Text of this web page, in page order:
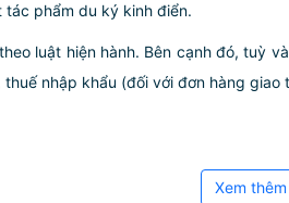
tác phẩm du ký kinh điển.
luật hiện hành. Bên cạnh đó, tuỳ
nhập khẩu (đối với đơn hàng
Xem